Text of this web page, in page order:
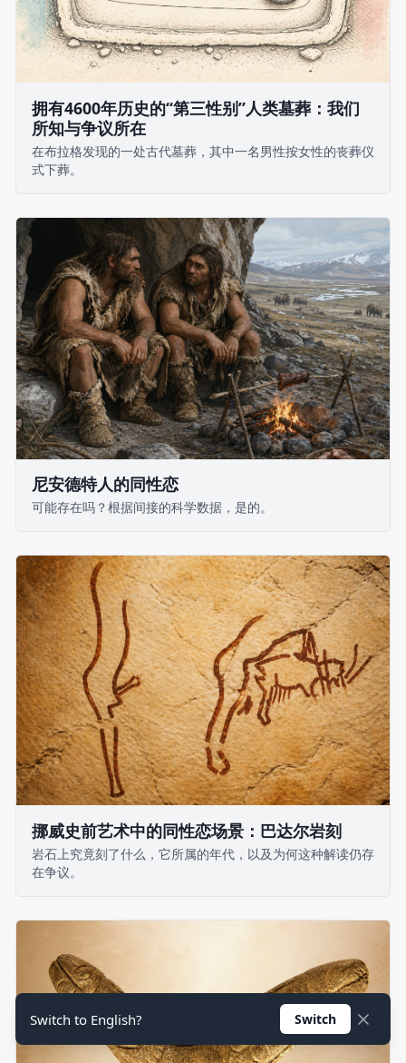
拥有4600年历史的“第三性别”人类墓葬：我们
所知与争议所在
在布拉格发现的一处古代墓葬，其中一名男性按女性的丧葬仪
式下葬。
尼安德特人的同性恋
可能存在吗？根据间接的科学数据，是的。
挪威史前艺术中的同性恋场景：巴达尔岩刻
岩石上究竟刻了什么，它所属的年代，以及为何这种解读仍存
在争议。
Switch to English? Switch